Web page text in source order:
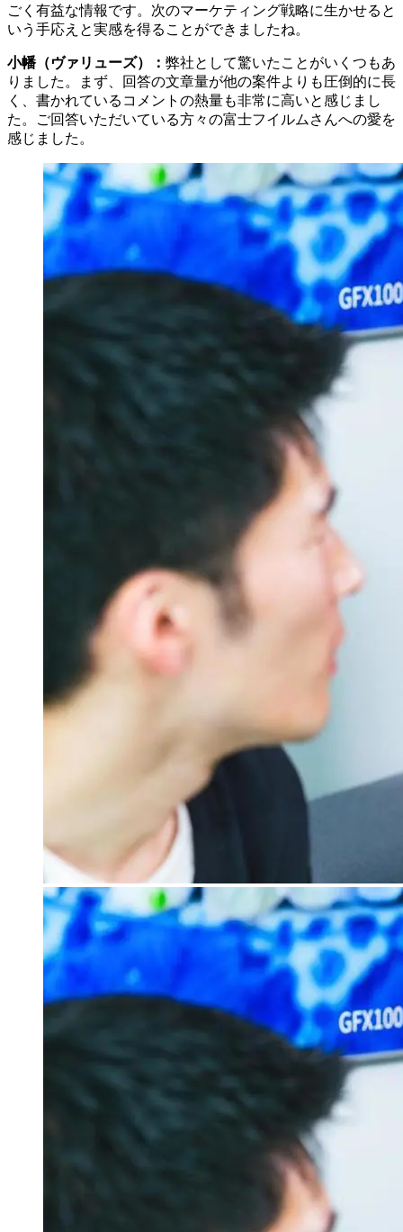
ごく有益な情報です。次のマーケティング戦略に生かせると
いう手応えと実感を得ることができましたね。
小幡（ヴァリューズ）： 弊社として驚いたことがいくつもあ
りました。まず、回答の文章量が他の案件よりも圧倒的に長
く、書かれているコメントの熱量も非常に高いと感じまし
た。ご回答いただいている方々の富士フイルムさんへの愛を
感じました。